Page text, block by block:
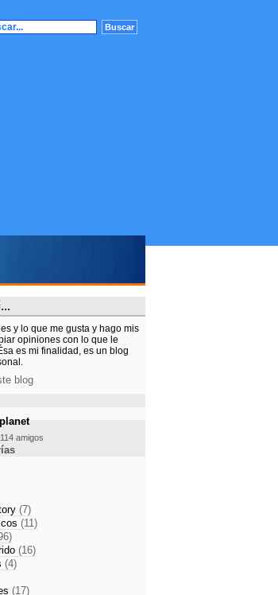
y lo que me gusta y hago mis
opiniones con lo que le
es mi finalidad, es un blog
blog
114 amigos
(7)
(11)
(16)
(4)
(17)